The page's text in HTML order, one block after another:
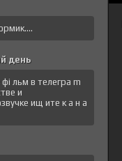
день
фi льм в тeлeгрa m
и
ищ итe к a н a